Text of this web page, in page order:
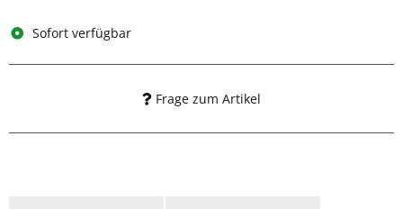
Sofort verfügbar
Frage zum Artikel